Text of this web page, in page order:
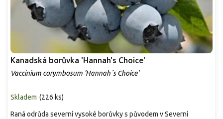
Kanadská borůvka 'Hannah's Choice'
Vaccinium corymbosum 'Hannah´s Choice'
Skladem (226 ks)
Raná odrůda severní vysoké borůvky s původem v Severní